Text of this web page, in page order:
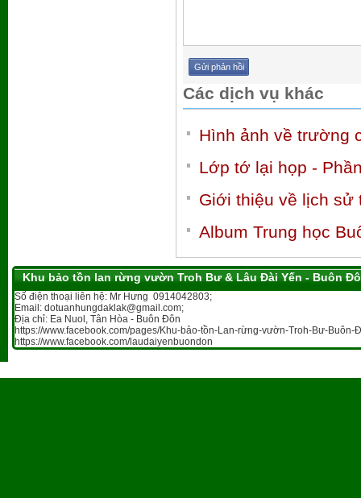
Các dịch vụ khác
Hình ảnh về trường
Lớp tớ lại họp -
Giới thiệu về lịch sử
Album Trung học
Khu bảo tồn lan rừng vườn Troh Bư & Lâu Đài Yến - Buôn
Số điện thoại liên hệ: Mr Hưng 0914042803;
Email: dotuanhungdaklak@gmail.com;
Địa chỉ: Ea Nuol, Tân Hòa - Buôn Đôn
https://www.facebook.com/pages/Khu-bảo-tồn-Lan-rừng-vườn-Troh-Bư-Buôn-
https://www.facebook.com/laudaiyenbuondon